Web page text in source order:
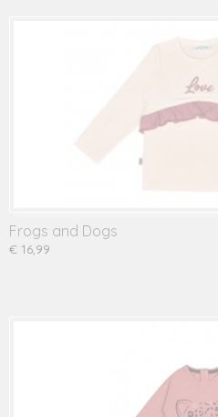
Frogs and Dogs
€ 16,99